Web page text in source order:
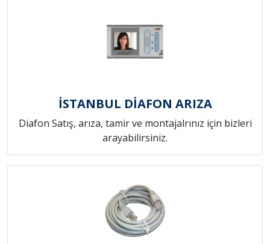
İSTANBUL DİAFON ARIZA
Diafon Satış, arıza, tamir ve montajalrınız için bizleri
arayabilirsiniz.